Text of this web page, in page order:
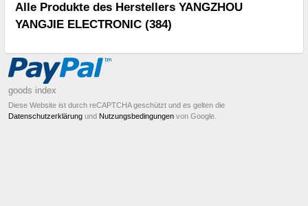
Alle Produkte des Herstellers YANGZHOU
YANGJIE ELECTRONIC (384)
goods index
Diese Website ist durch reCAPTCHA geschützt und es gelten die
Datenschutzerklärung und Nutzungsbedingungen von Google.